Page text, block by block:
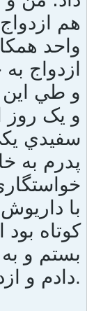
هم
واحد
ازدواج
و طي اين
و يک
سفيدي
پدرم به
با
کوتاه
بستم و
دادم و ازدواج ما سر گرفت.